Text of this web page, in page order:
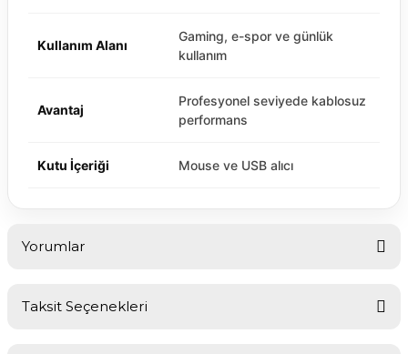
Kullanım Alanı
Gaming, e-spor ve günlük
kullanım
Avantaj
Profesyonel seviyede kablosuz
performans
Kutu İçeriği Mouse ve USB alıcı
Yorumlar
Taksit Seçenekleri